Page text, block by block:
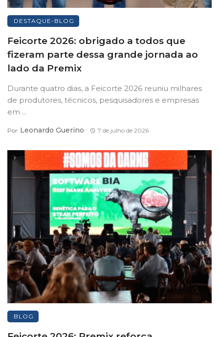
DESTAQUE-BLOG
Feicorte 2026: obrigado a todos que
fizeram parte dessa grande jornada ao
lado da Premix
Durante quatro dias, a Feicorte 2026 reuniu milhares
de produtores, técnicos, pesquisadores e empresas
em ...
Por Leonardo Guerino 7 de julho de 2026
BLOG